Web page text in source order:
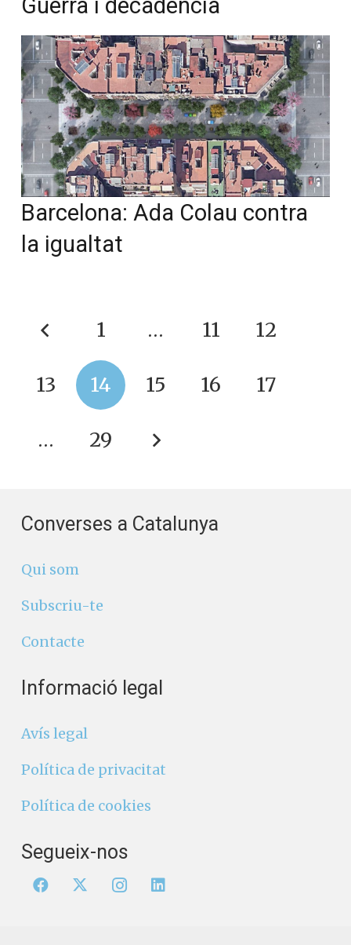
Guerra i decadència
Barcelona: Ada Colau contra
la igualtat
1 … 11 12
13 14 15 16 17
… 29
Converses a Catalunya
Qui som
Subscriu-te
Contacte
Informació legal
Avís legal
Política de privacitat
Política de cookies
Segueix-nos